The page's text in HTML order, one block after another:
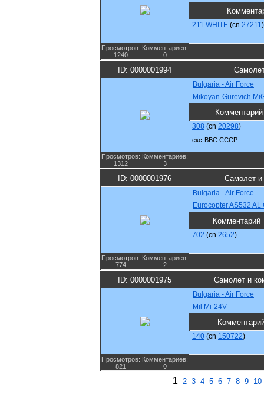
211 WHITE (cn 27211)
Просмотров:
1240
Комментариев:
0
ID: 0000001994
Bulgaria - Air Force
Mikoyan-Gurevich
Комментарий
308 (cn 20298)
екс-ВВС СССР
Просмотров:
1312
Комментариев:
3
ID: 0000001976 Самолет и
Bulgaria - Air Force
Eurocopter AS532 AL
Комментарий
702 (cn 2652)
Просмотров:
774
Комментариев:
2
ID: 0000001975 Самолет и
Bulgaria - Air Force
Mil Mi-24V
140 (cn 150722)
Просмотров:
821
Комментариев:
0
1 2 3 4 5 6 7 8 9 10